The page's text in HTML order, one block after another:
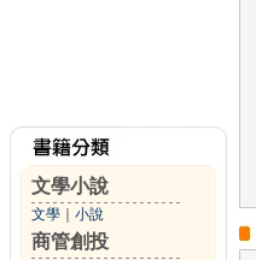
文學小說
文學 小說
商管創投